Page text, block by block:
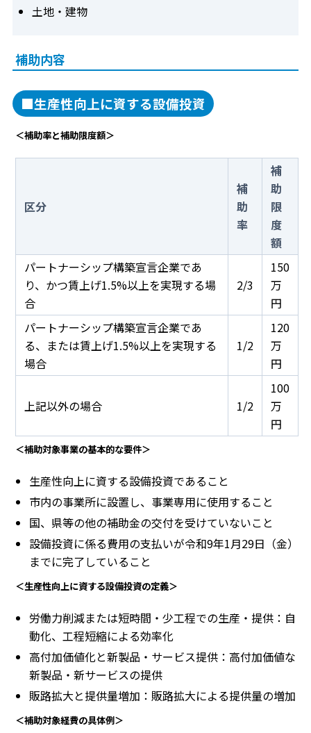
土地・建物
補助内容
■生産性向上に資する設備投資
＜補助率と補助限度額＞
区分
補
助
率
補
助
限
度
額
パートナーシップ構築宣言企業であ
り、かつ賃上げ1.5%以上を実現する場
合
2/3
150
万
円
パートナーシップ構築宣言企業であ
る、または賃上げ1.5%以上を実現する
場合
1/2
120
万
円
上記以外の場合 1/2
100
万
円
＜補助対象事業の基本的な要件＞
生産性向上に資する設備投資であること
市内の事業所に設置し、事業専用に使用すること
国、県等の他の補助金の交付を受けていないこと
設備投資に係る費用の支払いが令和9年1月29日（金）
までに完了していること
＜生産性向上に資する設備投資の定義＞
労働力削減または短時間・少工程での生産・提供：自
動化、工程短縮による効率化
高付加価値化と新製品・サービス提供：高付加価値な
新製品・新サービスの提供
販路拡大と提供量増加：販路拡大による提供量の増加
＜補助対象経費の具体例＞